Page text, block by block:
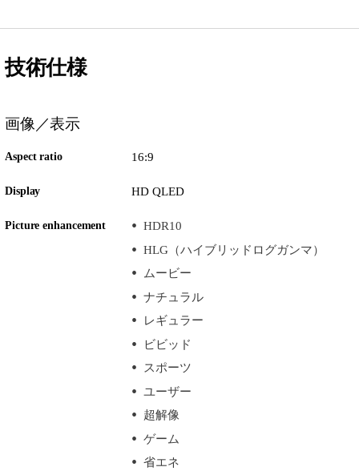
技術仕様
画像／表示
Aspect ratio 16:9
Display HD QLED
Picture enhancement
HDR10
HLG（ハイブリッドログガンマ）
ムービー
ナチュラル
レギュラー
ビビッド
スポーツ
ユーザー
超解像
ゲーム
省エネ